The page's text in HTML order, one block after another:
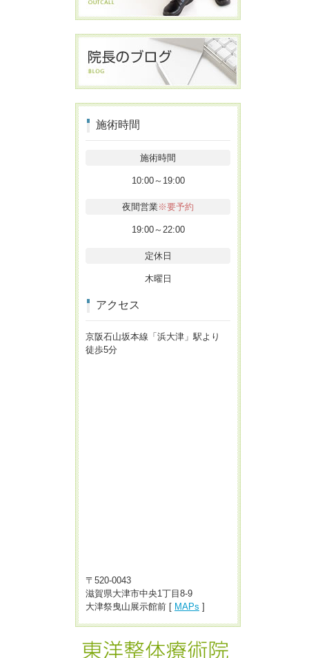
施術時間
施術時間
10:00～19:00
夜間営業 ※要予約
19:00～22:00
定休日
木曜日
アクセス
京阪石山坂本線「浜大津」駅より
徒歩5分
〒520-0043
滋賀県大津市中央1丁目8-9
大津祭曳山展示館前 [ MAPs ]